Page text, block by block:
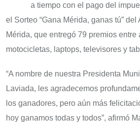
a tiempo con el pago del
el Sorteo “Gana Mérida, ganas tú”
Mérida, que entregó 79 premios entre
motocicletas, laptops, televisores y
“A nombre de nuestra Presidenta
Laviada, les agradecemos
los ganadores, pero aún más
hoy ganamos todas y todos”, afirmó